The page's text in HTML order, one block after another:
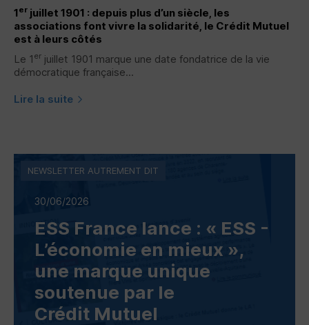
1er juillet 1901 : depuis plus d’un siècle, les
associations font vivre la solidarité, le Crédit Mutuel
est à leurs côtés
Le 1 er juillet 1901 marque une date fondatrice de la vie
démocratique française...
Lire la suite
30/06/2026
ESS France lance : « ESS -
L’économie en mieux »,
une marque unique
soutenue par le
Crédit Mutuel
NEWSLETTER AUTREMENT DIT